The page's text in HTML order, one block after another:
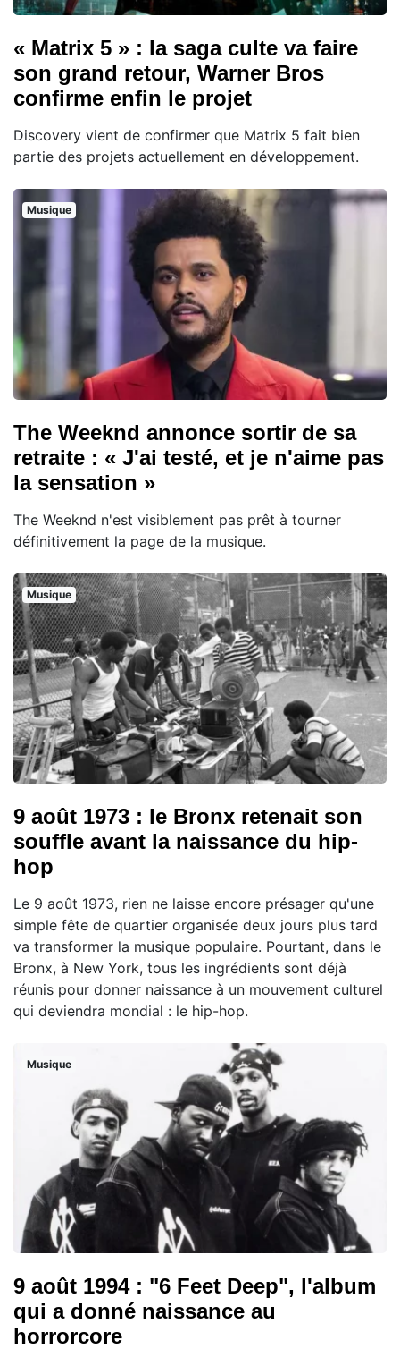
« Matrix 5 » : la saga culte va faire
son grand retour, Warner Bros
confirme enfin le projet
Discovery vient de confirmer que Matrix 5 fait bien
partie des projets actuellement en développement.
Musique
The Weeknd annonce sortir de sa
retraite : « J'ai testé, et je n'aime pas
la sensation »
The Weeknd n'est visiblement pas prêt à tourner
définitivement la page de la musique.
Musique
9 août 1973 : le Bronx retenait son
souffle avant la naissance du hip-
hop
Le 9 août 1973, rien ne laisse encore présager qu'une
simple fête de quartier organisée deux jours plus tard
va transformer la musique populaire. Pourtant, dans le
Bronx, à New York, tous les ingrédients sont déjà
réunis pour donner naissance à un mouvement culturel
qui deviendra mondial : le hip-hop.
Musique
9 août 1994 : "6 Feet Deep", l'album
qui a donné naissance au
horrorcore